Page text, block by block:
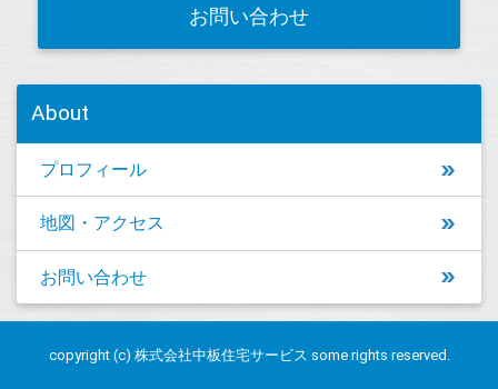
お問い合わせ
About
プロフィール
地図・アクセス
お問い合わせ
copyright (c) 株式会社中板住宅サービス some rights reserved.